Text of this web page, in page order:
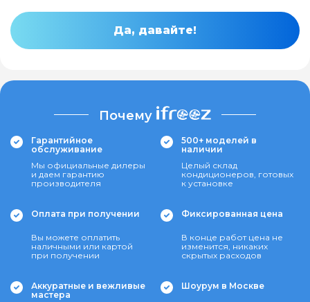
Да, давайте!
Почему
Гарантийное
обслуживание
Мы официальные дилеры
и даем гарантию
производителя
500+ моделей в
наличии
Целый склад
кондиционеров, готовых
к установке
Оплата при получении
Вы можете оплатить
наличными или картой
при получении
Фиксированная цена
В конце работ цена не
изменится, никаких
скрытых расходов
Аккуратные и вежливые
мастера
Шоурум в Москве